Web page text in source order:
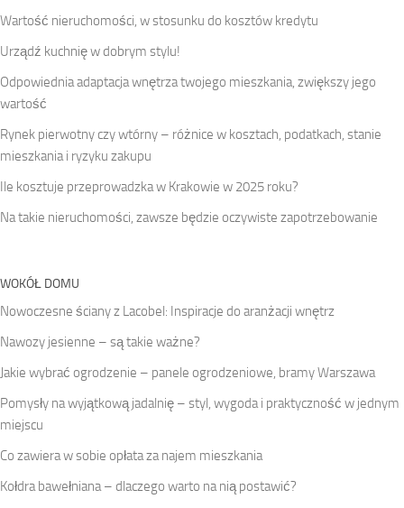
Wartość nieruchomości, w stosunku do kosztów kredytu
Urządź kuchnię w dobrym stylu!
Odpowiednia adaptacja wnętrza twojego mieszkania, zwiększy jego
wartość
Rynek pierwotny czy wtórny – różnice w kosztach, podatkach, stanie
mieszkania i ryzyku zakupu
Ile kosztuje przeprowadzka w Krakowie w 2025 roku?
Na takie nieruchomości, zawsze będzie oczywiste zapotrzebowanie
WOKÓŁ DOMU
Nowoczesne ściany z Lacobel: Inspiracje do aranżacji wnętrz
Nawozy jesienne – są takie ważne?
Jakie wybrać ogrodzenie – panele ogrodzeniowe, bramy Warszawa
Pomysły na wyjątkową jadalnię – styl, wygoda i praktyczność w jednym
miejscu
Co zawiera w sobie opłata za najem mieszkania
Kołdra bawełniana – dlaczego warto na nią postawić?